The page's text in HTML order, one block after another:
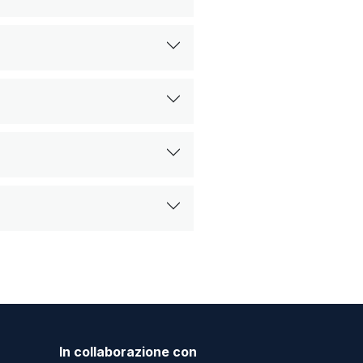
In collaborazione con